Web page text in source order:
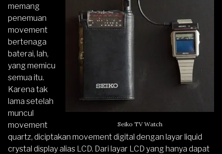
Seiko TV Watch
memang
penemuan
movement
bertenaga
baterai, lah,
yang memicu
semua itu.
Karena tak
lama setelah
muncul
movement
quartz, diciptakan movement digital dengan layar liquid
crystal display alias LCD. Dari layar LCD yang hanya dapat